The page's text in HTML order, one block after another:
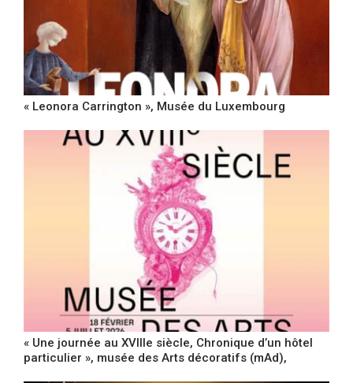
« Leonora Carrington », Musée du Luxembourg
« Une journée au XVIIIe siècle, Chronique d’un hôtel
particulier », musée des Arts décoratifs (mAd),